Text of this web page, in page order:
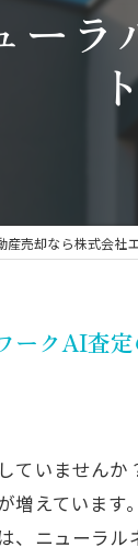
ー
産売却なら株式会社
ークAI査
いません
増えていま
、ニューラ